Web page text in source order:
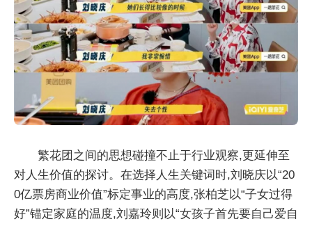
繁花团之间的思想碰撞不止于行业观察,更延伸至
对人生价值的探讨。在选择人生关键词时,刘晓庆以“20
0亿票房商业价值”标定事业的高度,张柏芝以“子女过得
好”锚定家庭的温度,刘嘉玲则以“女孩子首先要自己爱自